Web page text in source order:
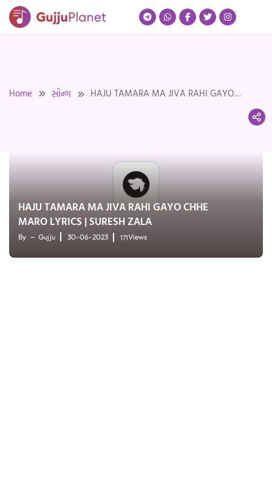
Skip
Home સોન્ગ
HAJU TAMARA MA JIVA RAHI GAYO
HAJU TAMARA MA JIVA RAHI GAYO CHHE
MARO LYRICS | SURESH ZALA
By Gujju 30-06-2023 171Views